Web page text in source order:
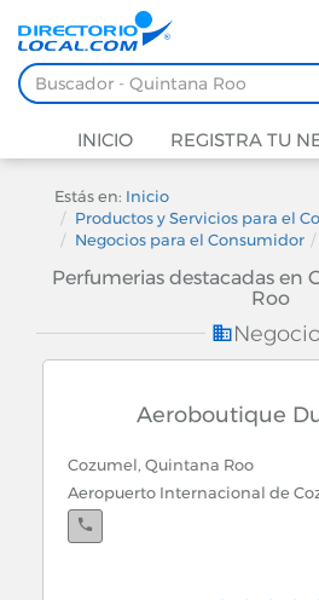
INICIO REGISTRA TU
Estás en: Inicio
Productos y Servicios para el
Negocios para el Consumidor
Perfumerias destacadas en
Roo
Aeroboutique
Cozumel, Quintana Roo
Aeropuerto Internacional de